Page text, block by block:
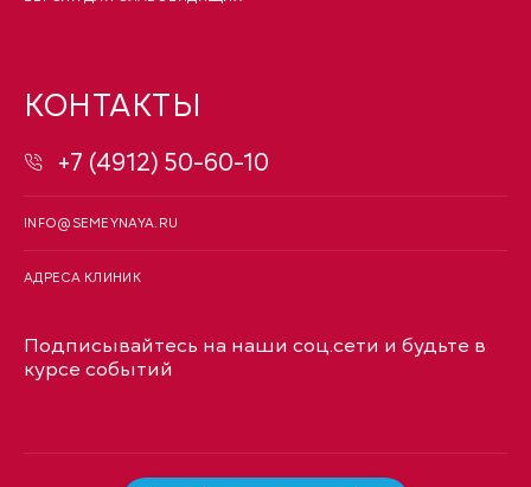
КОНТАКТЫ
+7 (4912) 50-60-10
INFO@SEMEYNAYA.RU
АДРЕСА КЛИНИК
Подписывайтесь на наши соц.сети и будьте в
курсе событий